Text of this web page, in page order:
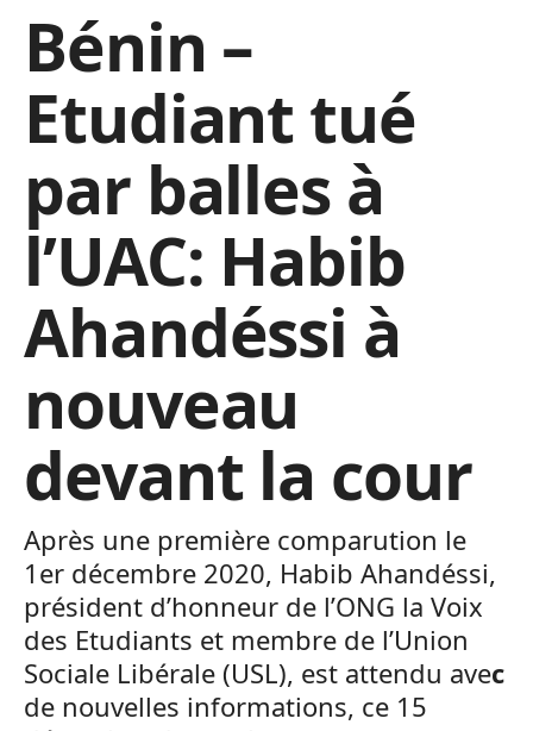
Bénin –
Etudiant tué
par balles à
l’UAC: Habib
Ahandéssi à
nouveau
devant la cour
Après une première comparution le
1er décembre 2020, Habib Ahandéssi,
président d’honneur de l’ONG la Voix
des Etudiants et membre de l’Union
Sociale Libérale (USL), est attendu avec
de nouvelles informations, ce 15